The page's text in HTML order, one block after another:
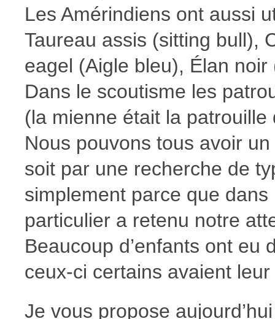
Les Amérindiens ont aussi
Taureau assis (sitting bull),
eagel (Aigle bleu), Élan
Dans le scoutisme les
(la mienne était la patrouille
Nous pouvons tous avoir
soit par une recherche de
simplement parce que
particulier a retenu notre
Beaucoup d’enfants ont eu
ceux-ci certains avaient
Je vous propose